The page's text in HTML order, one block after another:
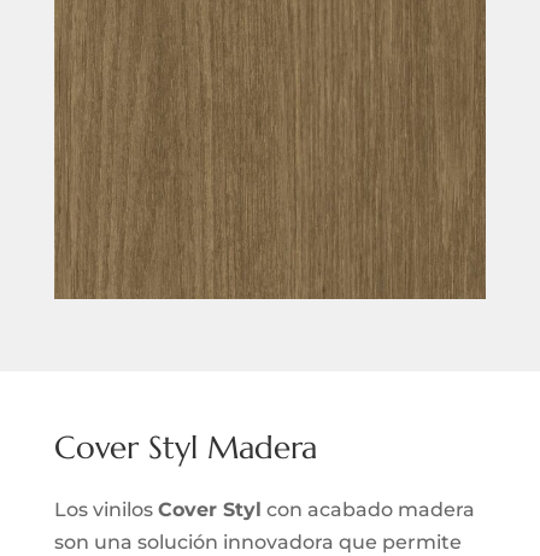
Cover Styl Madera
Los vinilos Cover Styl con acabado madera
son una solución innovadora que permite